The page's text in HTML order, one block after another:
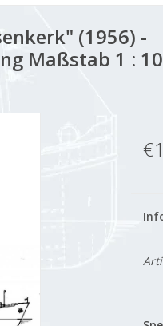
(1956) -
Maßstab 1 :